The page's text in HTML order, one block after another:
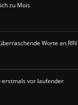
zu Mois
Worte an RIN
erstmals vor laufender